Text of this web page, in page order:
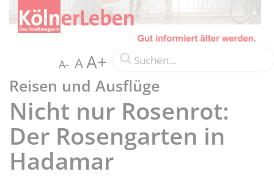
A- AA+
Reisen und Ausflüge
Nicht nur Rosenrot:
Der Rosengarten in
Hadamar